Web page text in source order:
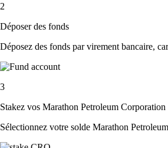
2
Déposer des fonds
Déposez des fonds par virement bancaire,
3
Stakez vos Marathon Petroleum Corporation
Sélectionnez votre solde Marathon